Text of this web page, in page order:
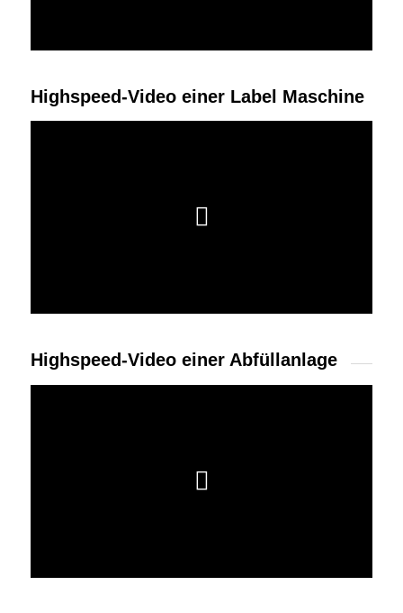
Highspeed-Video einer Label Maschine
Highspeed-Video einer Abfüllanlage